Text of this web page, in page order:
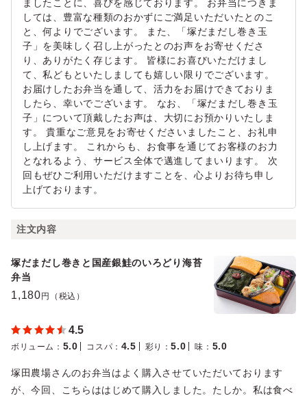
ましたことに、喜びを感じております。 お弁当につきま
しては、豊富な種類のおかずにご満足いただいたとのこ
と、何よりでございます。 また、「塚だまだし巻き玉
子」を美味しく召し上がったとのお声をお寄せくださ
り、ありがたく存じます。 皆様にお喜びいただけまし
て、私どもといたしましても嬉しい限りでございます。
お届けしたお弁当を通して、活力をお届けできておりま
したら、幸いでございます。 なお、「塚だまだし巻き玉
子」について頂戴したお声は、大切にお預かりいたしま
す。 貴重なご意見をお寄せくださいましたこと、お礼申
し上げます。 これからも、お食事を通じてお客様のお力
となれるよう、サービス全体で邁進してまいります。 次
回もぜひご利用いただけますことを、心よりお待ち申し
上げております。
注文内容
塚だまだし巻きと国産銀鮭のいろどり海苔
弁当
1,180 円（税込）
4.5
ボリューム ： 5.0 コスパ ： 4.5 彩り ：5.0 味 ： 5.0
塚田農場さんのお弁当はよく購入させていただいております
が、今回、こちらははじめて購入しました。たしか。私は食べ